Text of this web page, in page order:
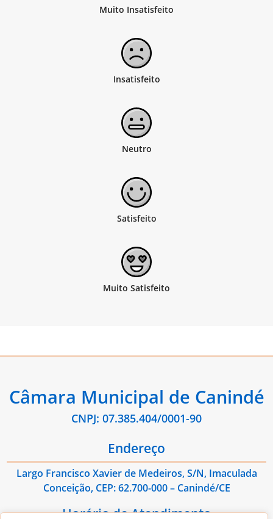
Câmara Municipal de Canindé
CNPJ: 07.385.404/0001-90
Endereço
Largo Francisco Xavier de Medeiros, S/N, Imaculada
Conceição, CEP: 62.700-000 – Canindé/CE
Horário de Atendimento